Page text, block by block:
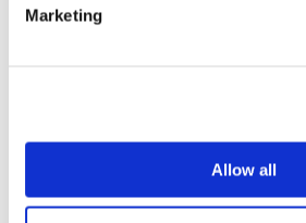
Marketing
Allow all
Без поджанра
Применить